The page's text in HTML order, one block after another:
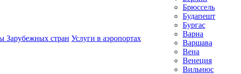
Зарубежных стран Услуги в аэропортах
Брюссель
Будапешт
Бургас
Варна
Варшава
Вена
Венеция
Вильнюс